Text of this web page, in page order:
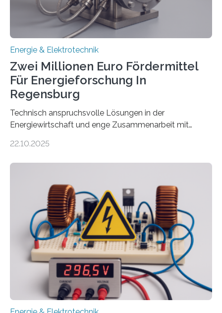
Gesetz (EEG) sind Netzbetreiber…
Energie & Elektrotechnik
Zwei Millionen Euro Fördermittel
Für Energieforschung In
Regensburg
Technisch anspruchsvolle Lösungen in der
Energiewirtschaft und enge Zusammenarbeit mit
neuen EU-geförderten Transfer-Projekte zu
Energietechnologien werden vom Europäischen
Sozialfonds Plus (ESF+) gefördert – mit einer
Gesamtsumme von mehr als zwei Millionen Euro.
Damit zählt die Hochschule zu den großen
Gewinnerinnen der aktuellen Förderrunde des
Bayerischen Wissenschaftsministeriums. Im
Mittelpunkt steht der direkte Wissenstransfer: Neue
wissenschaftliche Erkenntnisse sollen rasch in die
22.10.2025